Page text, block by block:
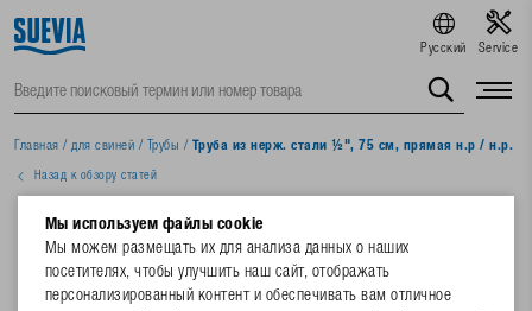
Русский Service
Главная / для свиней / Трубы / Труба из нерж. стали ½", 75 см, прямая н.р / н.р.
Назад к обзору статей
Мы используем файлы cookie
Мы можем размещать их для анализа данных о наших
посетителях, чтобы улучшить наш сайт, отображать
персонализированный контент и обеспечивать вам отличное